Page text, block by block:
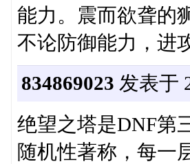
能力。震而欲聋的
不论防御能力，
834869023 发表于
绝望之塔是DNF第
随机性著称，每一